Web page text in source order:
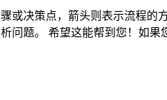
决策点，箭头则表示流程的
而其他节点则用矩形表示。流程图可以清晰地展示出复杂的流程和逻辑